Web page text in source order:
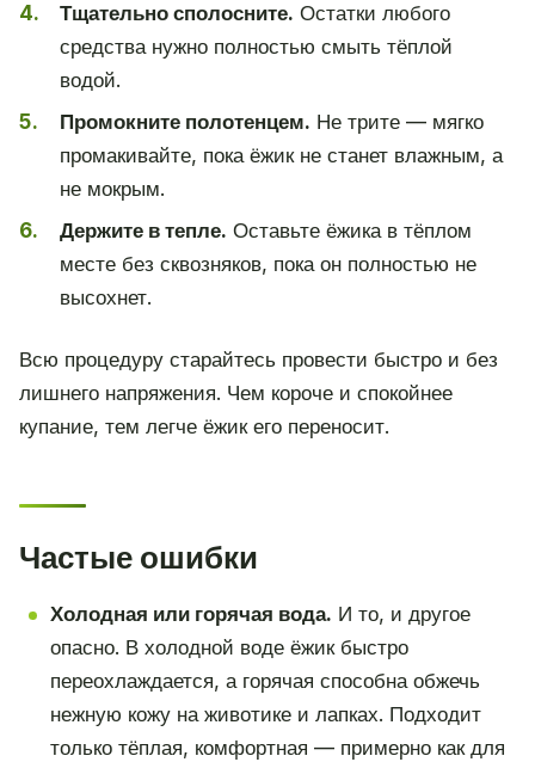
Тщательно сполосните. Остатки любого
средства нужно полностью смыть тёплой
водой.
Промокните полотенцем. Не трите — мягко
промакивайте, пока ёжик не станет влажным, а
не мокрым.
Держите в тепле. Оставьте ёжика в тёплом
месте без сквозняков, пока он полностью не
высохнет.
Всю процедуру старайтесь провести быстро и без
лишнего напряжения. Чем короче и спокойнее
купание, тем легче ёжик его переносит.
Частые ошибки
Холодная или горячая вода. И то, и другое
опасно. В холодной воде ёжик быстро
переохлаждается, а горячая способна обжечь
нежную кожу на животике и лапках. Подходит
только тёплая, комфортная — примерно как для